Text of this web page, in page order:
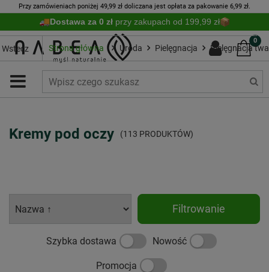
Przy zamówieniach poniżej 49,99 zł doliczana jest opłata za pakowanie 6,99 zł.
Dostawa za 0 zł przy zakupach od 199,99 zł
0
Wstecz Strona główna Uroda Pielęgnacja Pielęgnacja
Kremy pod oczy (113 PRODUKTÓW)
Filtrowanie
Szybka dostawa Nowość
Promocja